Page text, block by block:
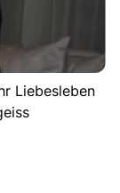
Liebesleben